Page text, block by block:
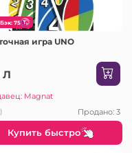
75
игра UNO
Л
Magnat
Продано: 3
Купить быстро